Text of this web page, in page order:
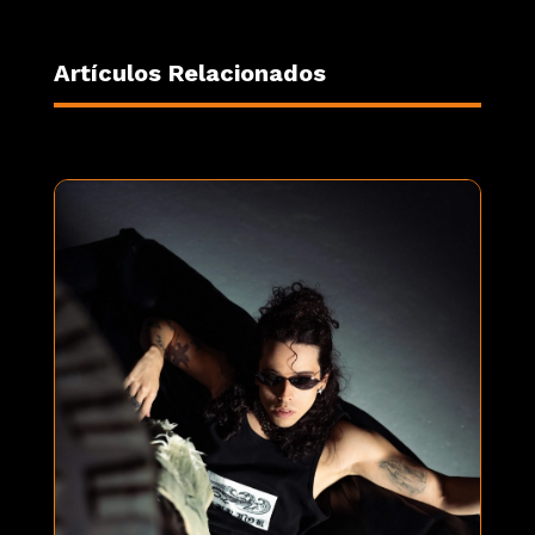
Artículos Relacionados